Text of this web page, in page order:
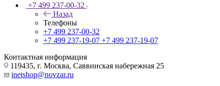
+7 499 237-00-32
Назад
Телефоны
+7 499 237-00-32
+7 499 237-19-07 +7 499 237-19-07
Контактная информация
119435, г. Москва, Саввинская набережная 25
inetshop@novzar.ru